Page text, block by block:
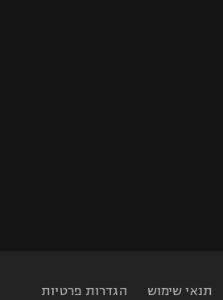
תנאי שימוש הגדרות פרטיות